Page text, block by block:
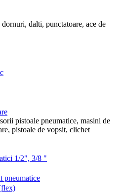
dalti, punctatoare, ace de
pistoale pneumatice, masini de
pistoale de vopsit, clichet
1/2", 3/8 "
pneumatice